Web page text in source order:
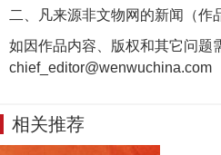
二、凡来源非文物网的新闻（
如因作品内容、版权和其它问题
chief_editor@wenwuchina.com
相关推荐